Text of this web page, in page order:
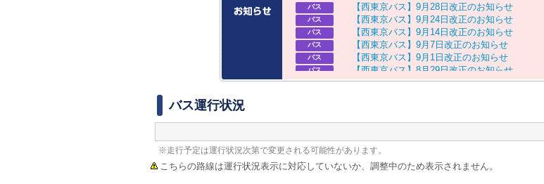
バス 【西東京バス 】 9月 28 日 改正のお知 らせ
バス 【西東京バス 】 9月 24 日 改正のお知 らせ
バス 【西東京バス 】 9月 14 日 改正のお知 らせ
バス 【西東京バス 】 9月 7 日 改正のお知 らせ
バス 【西東京バス 】 9月 1 日 改正のお知 らせ
バス 【西東京バス 】 8 月 29日改正のお知 らせ
バス 【京王バス】お盆ダイヤのお知らせ
バス運行状況
※走行予定は運行状況次第で変更される可能性があります。
こちらの路線は運行状況表示に対応していないか、調整中のため表示されません。